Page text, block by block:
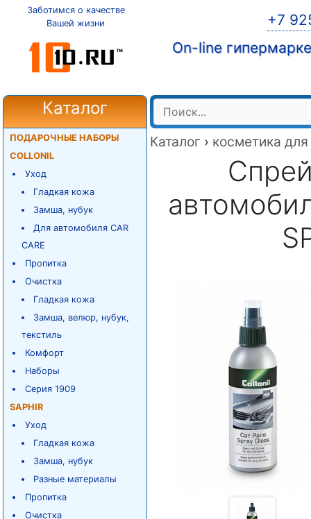
Заботимся о качестве
Вашей жизни
+7
On-line
Каталог
ПОДАРОЧНЫЕ НАБОРЫ
COLLONIL
Уход
Гладкая кожа
Замша, нубук
Для автомобиля CAR
CARE
Пропитка
Очистка
Гладкая кожа
Замша, велюр, нубук,
текстиль
Комфорт
Наборы
Серия 1909
SAPHIR
Уход
Гладкая кожа
Замша, нубук
Разные материалы
Пропитка
Очистка
Каталог › косметика